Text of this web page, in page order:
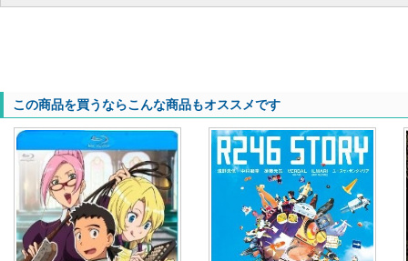
この商品を買うならこんな商品もオススメです